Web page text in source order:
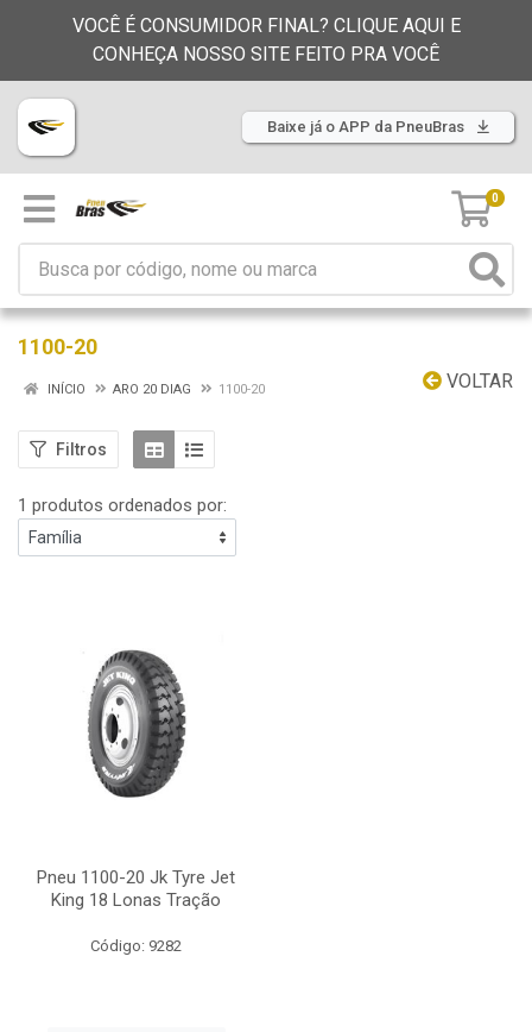
VOCÊ É CONSUMIDOR FINAL? CLIQUE AQUI E
CONHEÇA NOSSO SITE FEITO PRA VOCÊ
Baixe já o APP da PneuBras
0
1100-20
VOLTAR
INÍCIO ARO 20 DIAG 1100-20
Filtros
1 produtos ordenados por:
Pneu 1100-20 Jk Tyre Jet
King 18 Lonas Tração
Código: 9282